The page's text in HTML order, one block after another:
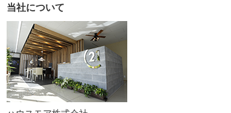
当社について